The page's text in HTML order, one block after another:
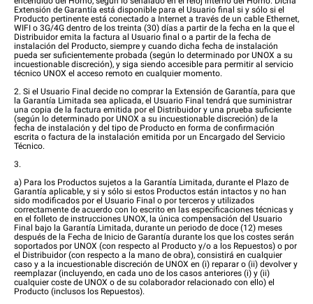
Extensión de Garantía está disponible para el Usuario final si y sólo si el
Producto pertinente está conectado a Internet a través de un cable Ethernet,
WIFI o 3G/4G dentro de los treinta (30) días a partir de la fecha en la que el
Distribuidor emita la factura al Usuario final o a partir de la fecha de
instalación del Producto, siempre y cuando dicha fecha de instalación
pueda ser suficientemente probada (según lo determinado por UNOX a su
incuestionable discreción), y siga siendo accesible para permitir al servicio
técnico UNOX el acceso remoto en cualquier momento.
2. Si el Usuario Final decide no comprar la Extensión de Garantía, para que
la Garantía Limitada sea aplicada, el Usuario Final tendrá que suministrar
una copia de la factura emitida por el Distribuidor y una prueba suficiente
(según lo determinado por UNOX a su incuestionable discreción) de la
fecha de instalación y del tipo de Producto en forma de confirmación
escrita o factura de la instalación emitida por un Encargado del Servicio
Técnico.
3.
a) Para los Productos sujetos a la Garantía Limitada, durante el Plazo de
Garantía aplicable, y si y sólo si estos Productos están intactos y no han
sido modificados por el Usuario Final o por terceros y utilizados
correctamente de acuerdo con lo escrito en las especificaciones técnicas y
en el folleto de instrucciones UNOX, la única compensación del Usuario
Final bajo la Garantía Limitada, durante un periodo de doce (12) meses
después de la Fecha de Inicio de Garantía durante los que los costes serán
soportados por UNOX (con respecto al Producto y/o a los Repuestos) o por
el Distribuidor (con respecto a la mano de obra), consistirá en cualquier
caso y a la incuestionable discreción de UNOX en (i) reparar o (ii) devolver y
reemplazar (incluyendo, en cada uno de los casos anteriores (i) y (ii)
cualquier coste de UNOX o de su colaborador relacionado con ello) el
Producto (inclusos los Repuestos).